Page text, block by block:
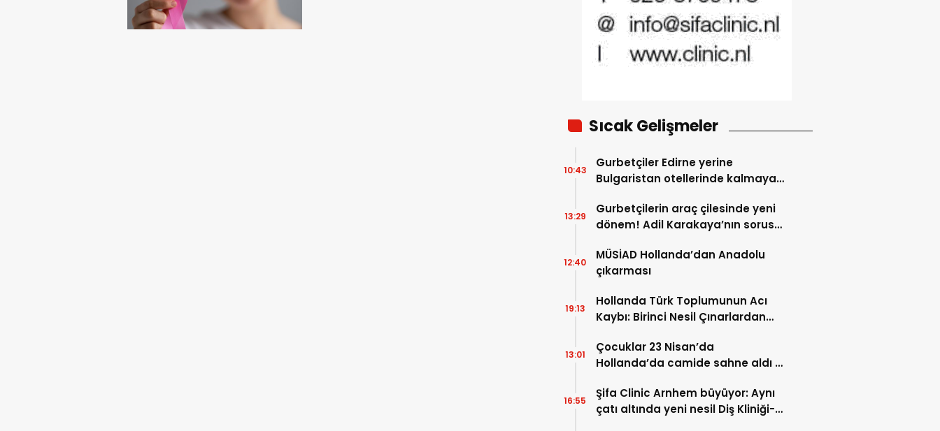
Sıcak Gelişmeler
Gurbetçiler Edirne yerine
Bulgaristan otellerinde kalmaya
10:43
Gurbetçilerin araç çilesinde yeni
dönem! Adil Karakaya’nın sorusu
13:29
MÜSİAD Hollanda’dan Anadolu
çıkarması
12:40
Hollanda Türk Toplumunun Acı
Kaybı: Birinci Nesil Çınarlardan
19:13
Çocuklar 23 Nisan’da
Hollanda’da camide sahne aldı –
13:01
Şifa Clinic Arnhem büyüyor: Aynı
çatı altında yeni nesil Diş Kliniği-
16:55